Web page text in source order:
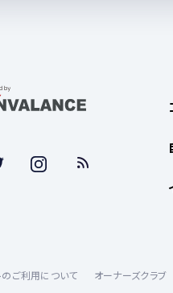
のご利用について オーナーズクラブ